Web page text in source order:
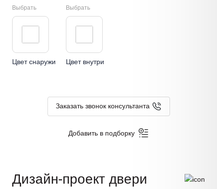
Выбрать
Цвет снаружи
Выбрать
Цвет внутри
Заказать звонок консультанта
Дизайн-проект двери